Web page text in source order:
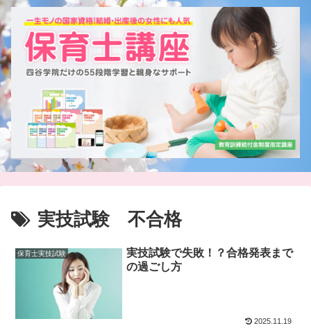
実技試験 不合格
保育士実技試験
実技試験で失敗！？合格発表まで
の過ごし方
2025.11.19